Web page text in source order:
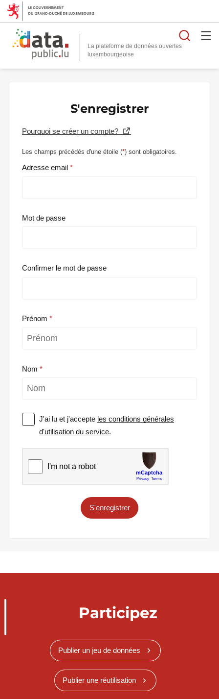
La plateforme de données ouvertes
S'enregistrer
Pourquoi se créer un compte?
Les champs précédés d'une étoile (*) sont obligatoires.
Adresse email
Mot de passe
Confirmer le mot de passe
Prénom
Nom
J'ai lu et j'accepte les conditions générales
d'utilisation du service.
S'enregistrer
Participez
Publier un jeu de données
Publier une réutilisation